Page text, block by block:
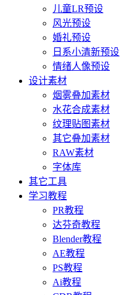
儿童LR预设
风光预设
婚礼预设
日系小清新预设
情绪人像预设
设计素材
烟雾叠加素材
水花合成素材
纹理贴图素材
其它叠加素材
RAW素材
字体库
其它工具
学习教程
PR教程
达芬奇教程
Blender教程
AE教程
PS教程
Ai教程